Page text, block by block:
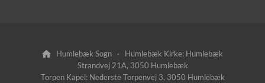

Humlebæk Sogn · Humlebæk Kirke: Humlebæk
Strandvej 21A, 3050 Humlebæk
Torpen Kapel: Nederste Torpenvej 3, 3050 Humlebæk